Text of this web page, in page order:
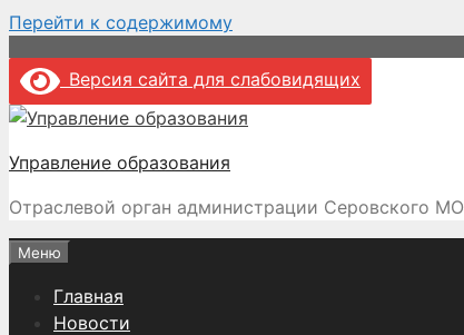
Перейти к содержимому
Версия сайта для слабовидящих
Управление образования
Отраслевой орган администрации Серовского МО
Меню
Главная
Новости